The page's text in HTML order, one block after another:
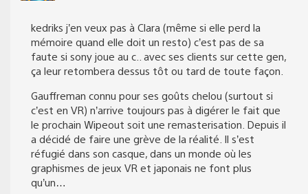
kedriks j’en veux pas à Clara (même si elle perd la
mémoire quand elle doit un resto) c’est pas de sa
faute si sony joue au c.. avec ses clients sur cette gen,
ça leur retombera dessus tôt ou tard de toute façon.
Gauffreman connu pour ses goûts chelou (surtout si
c’est en VR) n’arrive toujours pas à digérer le fait que
le prochain Wipeout soit une remasterisation. Depuis il
a décidé de faire une grève de la réalité. Il s’est
réfugié dans son casque, dans un monde où les
graphismes de jeux VR et japonais ne font plus
qu’un…